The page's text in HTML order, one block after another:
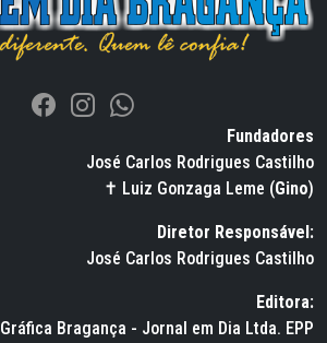
Fundadores
José Carlos Rodrigues Castilho
✝ Luiz Gonzaga Leme (Gino)
Diretor Responsável:
José Carlos Rodrigues Castilho
Editora:
Gráfica Bragança - Jornal em Dia Ltda. EPP